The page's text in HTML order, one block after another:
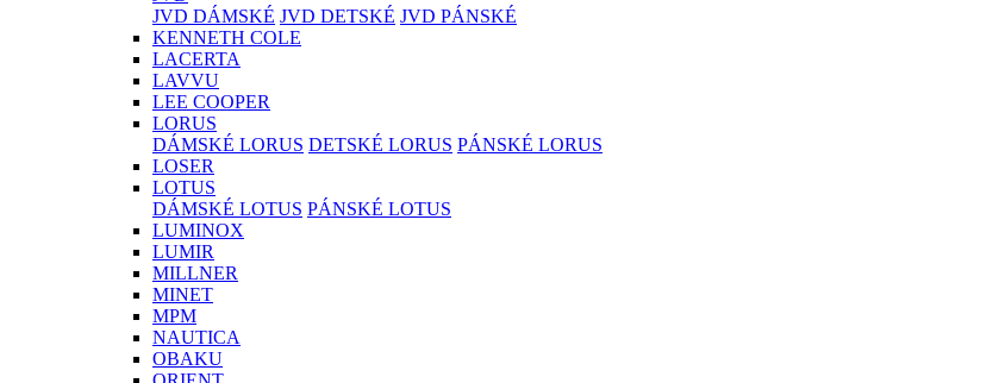
JVD DÁMSKÉ JVD DETSKÉ JVD PÁNSKÉ
KENNETH COLE
LACERTA
LAVVU
LEE COOPER
LORUS
DÁMSKÉ LORUS DETSKÉ LORUS PÁNSKÉ LORUS
LOSER
LOTUS
DÁMSKÉ LOTUS PÁNSKÉ LOTUS
LUMINOX
LUMIR
MILLNER
MINET
MPM
NAUTICA
OBAKU